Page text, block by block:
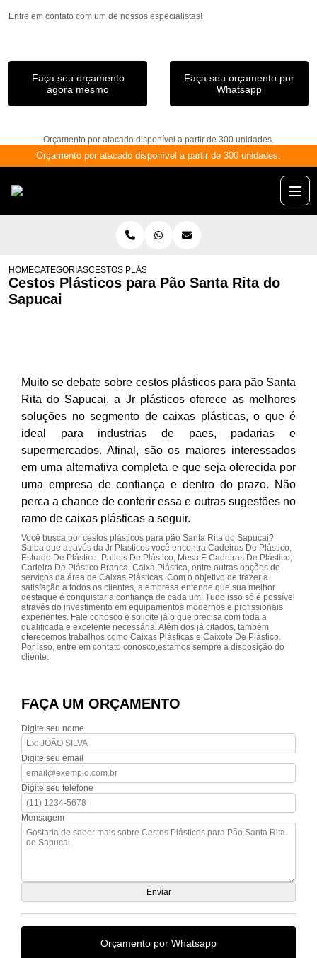
Entre em contato com um de nossos especialistas!
Faça seu orçamento
agora mesmo
Faça seu orçamento por
Whatsapp
Orçamento por atacado disponível a partir de 300 unidades.
Orçamento por atacado disponível a partir de 300 unidades.
HOMECATEGORIASCESTOS PLÁSTICOS PARA PÃO SANTA RITA DO
Cestos Plásticos para Pão Santa Rita do
Sapucai
Muito se debate sobre cestos plásticos para pão Santa
Rita do Sapucai, a Jr plásticos oferece as melhores
soluções no segmento de caixas plásticas, o que é
ideal para industrias de paes, padarias e
supermercados. Afinal, são os maiores interessados
em uma alternativa completa e que seja oferecida por
uma empresa de confiança e dentro do prazo. Não
perca a chance de conferir essa e outras sugestões no
ramo de caixas plásticas a seguir.
Você busca por cestos plásticos para pão Santa Rita do Sapucai?
Saiba que através da Jr Plasticos você encontra Cadeiras De Plástico,
Estrado De Plástico, Pallets De Plástico, Mesa E Cadeiras De Plástico,
Cadeira De Plástico Branca, Caixa Plástica, entre outras opções de
serviços da área de Caixas Plásticas. Com o objetivo de trazer a
satisfação a todos os clientes, a empresa entende que sua melhor
destaque é conquistar a confiança de cada um. Tudo isso só é possível
através do investimento em equipamentos modernos e profissionais
experientes. Fale conosco e solicite já o que precisa com toda a
qualificada e excelente necessária. Além dos já citados, também
oferecemos trabalhos como Caixas Plásticas e Caixote De Plástico.
Por isso, entre em contato conosco,estamos sempre a disposição do
cliente.
FAÇA UM ORÇAMENTO
Digite seu nome
Digite seu email
Digite seu telefone
Mensagem
Orçamento por Whatsapp